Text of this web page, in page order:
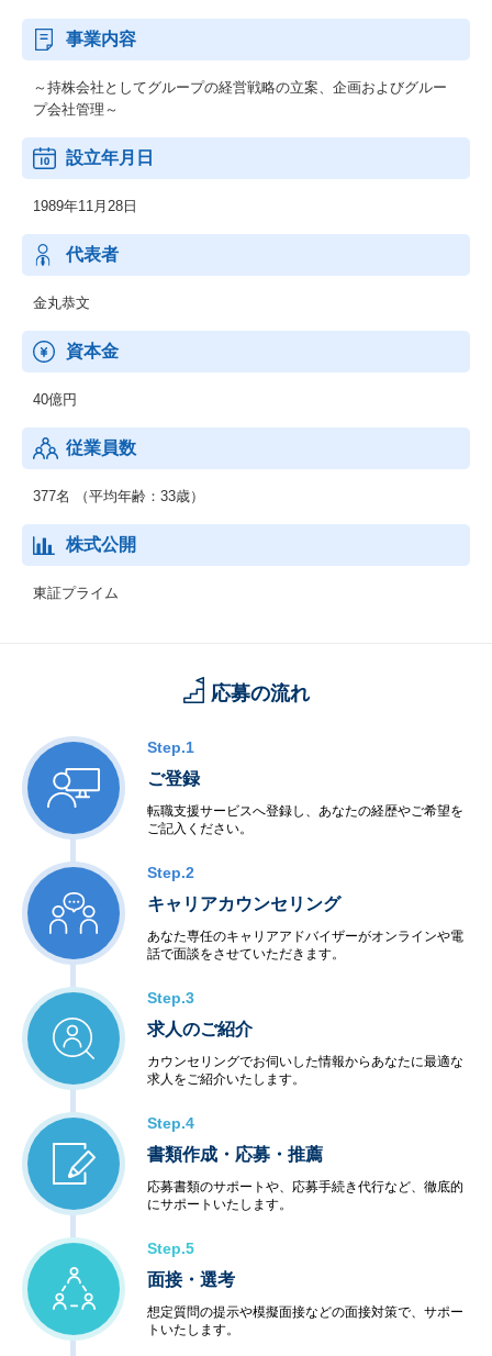
事業内容
～持株会社としてグループの経営戦略の立案、企画およびグルー
プ会社管理～
設立年月日
1989年11月28日
代表者
金丸恭文
資本金
40億円
従業員数
377名 （平均年齢：33歳）
株式公開
東証プライム
応募の流れ
Step.1
ご登録
転職支援サービスへ登録し、あなたの経歴やご希望を
ご記入ください。
Step.2
キャリアカウンセリング
あなた専任のキャリアアドバイザーがオンラインや電
話で面談をさせていただきます。
Step.3
求人のご紹介
カウンセリングでお伺いした情報からあなたに最適な
求人をご紹介いたします。
Step.4
書類作成・応募・推薦
応募書類のサポートや、応募手続き代行など、徹底的
にサポートいたします。
Step.5
面接・選考
想定質問の提示や模擬面接などの面接対策で、サポー
トいたします。